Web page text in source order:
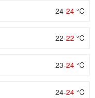
24-24 °C
22-22 °C
23-24 °C
24-24 °C